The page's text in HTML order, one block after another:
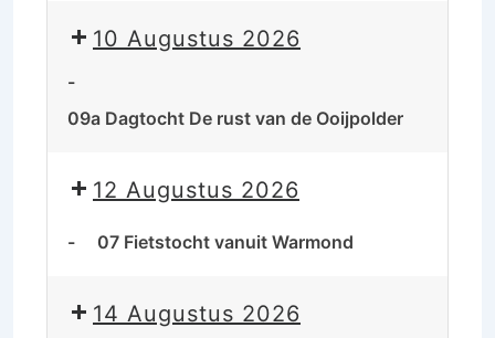
10 Augustus 2026
-
09a Dagtocht De rust van de Ooijpolder
12 Augustus 2026
- 07 Fietstocht vanuit Warmond
14 Augustus 2026